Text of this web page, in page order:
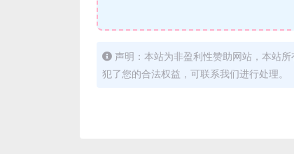
声明：本站为非盈利性赞助网站，本站
犯了您的合法权益，可联系我们进行处理。